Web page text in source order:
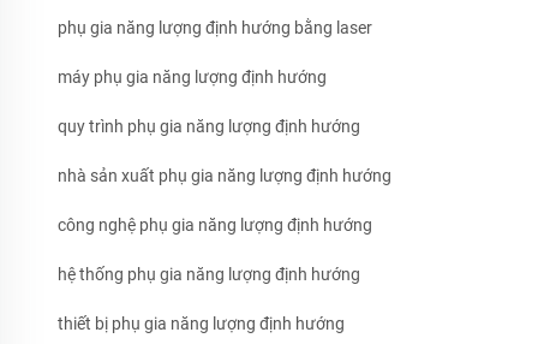
phụ gia năng lượng định hướng bằng laser
máy phụ gia năng lượng định hướng
quy trình phụ gia năng lượng định hướng
nhà sản xuất phụ gia năng lượng định hướng
công nghệ phụ gia năng lượng định hướng
hệ thống phụ gia năng lượng định hướng
thiết bị phụ gia năng lượng định hướng